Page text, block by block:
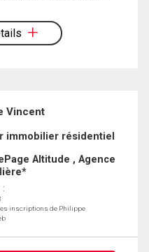
Vincent
immobilier résidentiel
Altitude , Agence
:
inscriptions de Philippe